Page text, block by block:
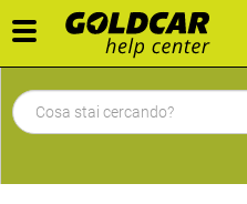
Toggle
navigation